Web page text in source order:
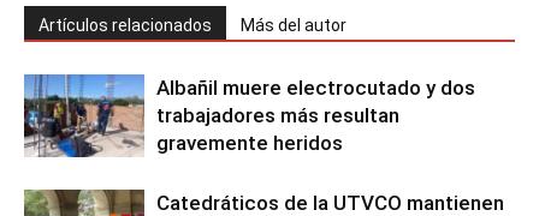
Artículos relacionados Más del autor
Albañil muere electrocutado y dos
trabajadores más resultan
gravemente heridos
Catedráticos de la UTVCO mantienen